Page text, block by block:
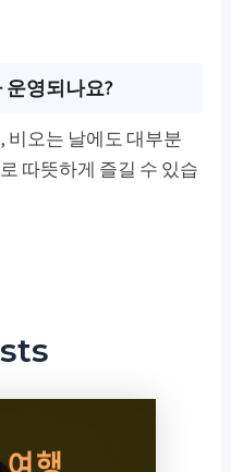
운영되나요?
비오는 날에도 대부분
따뜻하게 즐길 수 있습